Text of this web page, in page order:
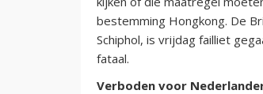
bestemming Hongkong. De
Schiphol, is vrijdag failliet
fataal.
Verboden voor